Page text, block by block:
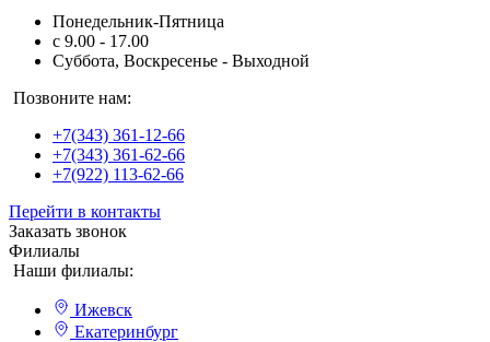
Понедельник-Пятница
с 9.00 - 17.00
Суббота, Воскресенье - Выходной
Позвоните нам:
+7(343) 361-12-66
+7(343) 361-62-66
+7(922) 113-62-66
Перейти в контакты
Заказать звонок
Филиалы
Наши филиалы:
Ижевск
Екатеринбург